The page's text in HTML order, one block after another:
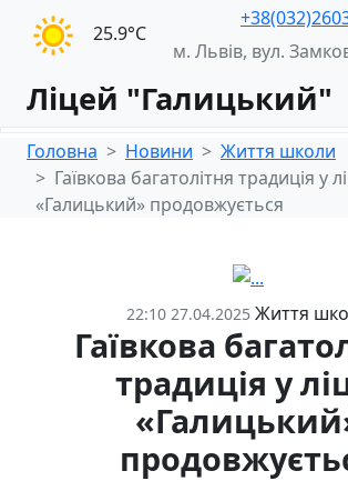
25.9°С
м. Львів, вул.
Ліцей "Галицький"
Головна Новини
Життя школи
Гаївкова багатолітня традиція у
«Галицький» продовжується
22:10 27.04.2025 Життя
Гаївкова
традиція у